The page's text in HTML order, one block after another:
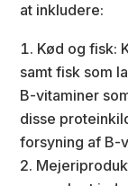
at inkludere:
Kød og fisk:
samt fisk som
B-vitaminer
disse
forsyning af B-